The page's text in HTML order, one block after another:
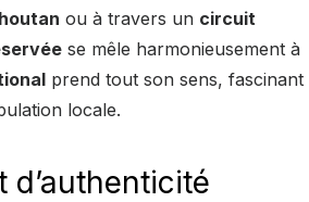
ou à travers un circuit
se mêle harmonieusement à
prend tout son sens, fascinant
locale.